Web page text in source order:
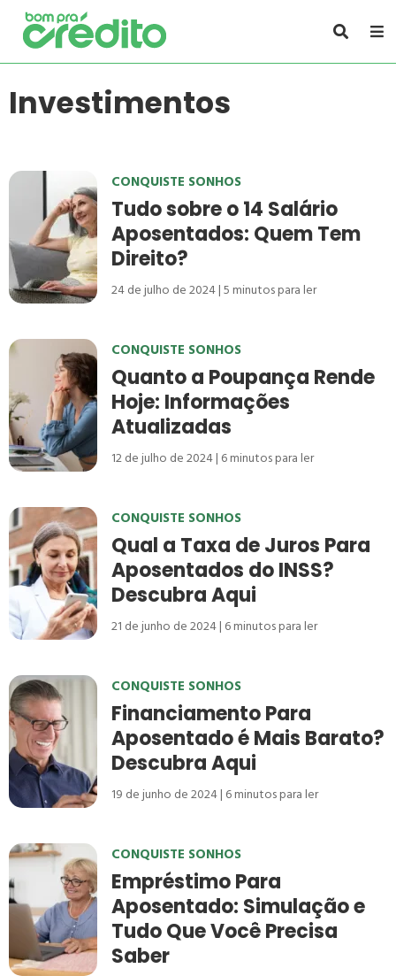
Investimentos
CONQUISTE SONHOS
Tudo sobre o 14 Salário
Aposentados: Quem Tem
Direito?
24 de julho de 2024 5minutos para ler
CONQUISTE SONHOS
Quanto a Poupança Rende
Hoje: Informações
Atualizadas
12 de julho de 2024 6minutos para ler
CONQUISTE SONHOS
Qual a Taxa de Juros Para
Aposentados do INSS?
Descubra Aqui
21 de junho de 2024 6minutos para ler
CONQUISTE SONHOS
Financiamento Para
Aposentado é Mais Barato?
Descubra Aqui
19 de junho de 2024 6minutos para ler
CONQUISTE SONHOS
Empréstimo Para
Aposentado: Simulação e
Tudo Que Você Precisa
Saber